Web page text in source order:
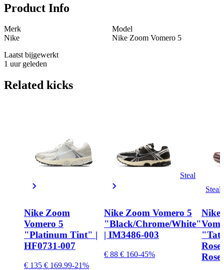
Product Info
Merk
Nike
Model
Nike Zoom Vomero 5
Laatst bijgewerkt
1 uur geleden
Related kicks
Nike Zoom
Vomero 5
"Platinum Tint" |
HF0731-007
€ 135 € 169.99-21%
Steal
Nike Zoom Vomero 5
"Black/Chrome/White"
| IM3486-003
€ 88 € 160-45%
Steal
Nike